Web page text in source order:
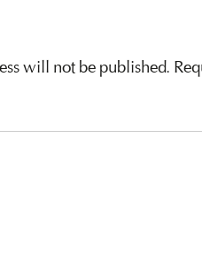
will not be published.